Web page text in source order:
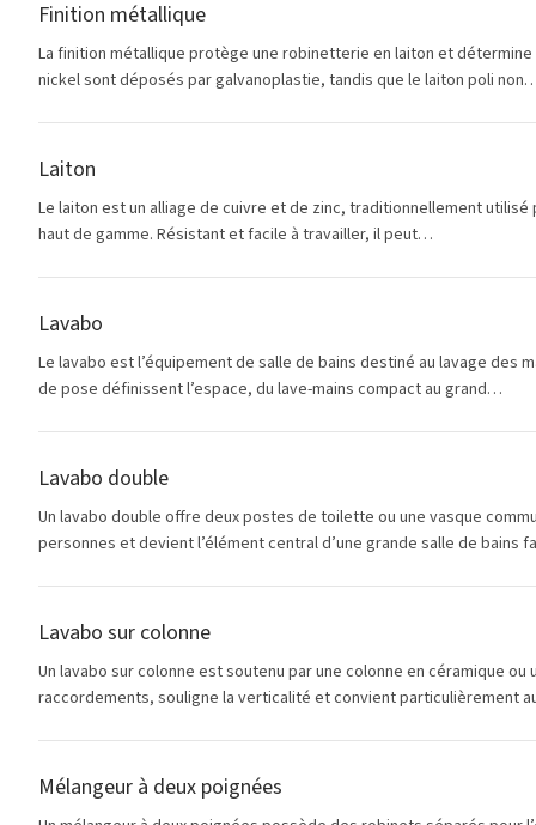
Finition métallique
La finition métallique protège une robinetterie en laiton et
nickel sont déposés par galvanoplastie, tandis que le laiton poli
Laiton
Le laiton est un alliage de cuivre et de zinc, traditionnellement
haut de gamme. Résistant et facile à travailler, il peut…
Lavabo
Le lavabo est l’équipement de salle de bains destiné au lavage des
de pose définissent l’espace, du lave-mains compact au grand…
Lavabo double
Un lavabo double offre deux postes de toilette ou une vasque
personnes et devient l’élément central d’une grande salle de bains
Lavabo sur colonne
Un lavabo sur colonne est soutenu par une colonne en céramique
raccordements, souligne la verticalité et convient particulièrement
Mélangeur à deux poignées